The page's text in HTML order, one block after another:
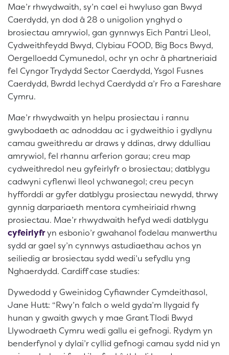
Mae’r rhwydwaith, sy’n cael ei hwyluso gan Bwyd
Caerdydd, yn dod â 28 o unigolion ynghyd o
brosiectau amrywiol, gan gynnwys Eich Pantri Lleol,
Cydweithfeydd Bwyd, Clybiau FOOD, Big Bocs Bwyd,
Oergelloedd Cymunedol, ochr yn ochr â phartneriaid
fel Cyngor Trydydd Sector Caerdydd, Ysgol Fusnes
Caerdydd, Bwrdd Iechyd Caerdydd a’r Fro a Fareshare
Cymru.
Mae’r rhwydwaith yn helpu prosiectau i rannu
gwybodaeth ac adnoddau ac i gydweithio i gydlynu
camau gweithredu ar draws y ddinas, drwy ddulliau
amrywiol, fel rhannu arferion gorau; creu map
cydweithredol neu gyfeirlyfr o brosiectau; datblygu
cadwyni cyflenwi lleol ychwanegol; creu pecyn
hyfforddi ar gyfer datblygu prosiectau newydd, thrwy
gynnig darpariaeth mentora cymheiriaid rhwng
prosiectau. Mae’r rhwydwaith hefyd wedi datblygu
cyfeirlyfryn esbonio’r gwahanol fodelau manwerthu
sydd ar gael sy’n cynnwys astudiaethau achos yn
seiliedig ar brosiectau sydd wedi’u sefydlu yng
Nghaerdydd. Cardiff case studies:
Dywedodd y Gweinidog Cyfiawnder Cymdeithasol,
Jane Hutt: “Rwy’n falch o weld gyda’m llygaid fy
hunan y gwaith gwych y mae Grant Tlodi Bwyd
Llywodraeth Cymru wedi gallu ei gefnogi. Rydym yn
benderfynol y dylai’r cyllid gefnogi camau sydd nid yn